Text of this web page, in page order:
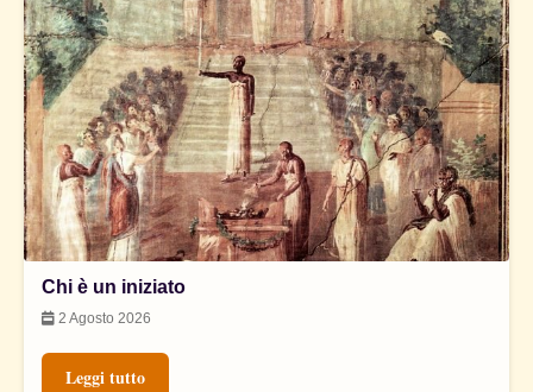
Chi è un iniziato
2 Agosto 2026
Leggi tutto